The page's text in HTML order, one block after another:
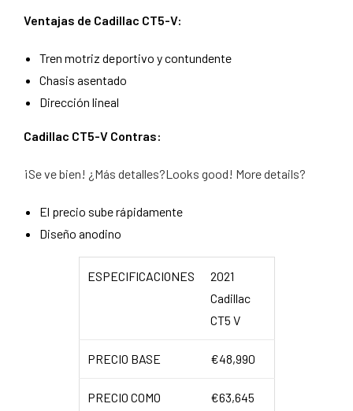
Ventajas de Cadillac CT5-V:
Tren motriz deportivo y contundente
Chasis asentado
Dirección lineal
Cadillac CT5-V Contras:
¡Se ve bien! ¿Más detalles?Looks good! More details?
El precio sube rápidamente
Diseño anodino
ESPECIFICACIONES
2021
Cadillac
CT5 V
PRECIO BASE €48,990
PRECIO COMO
€63,645